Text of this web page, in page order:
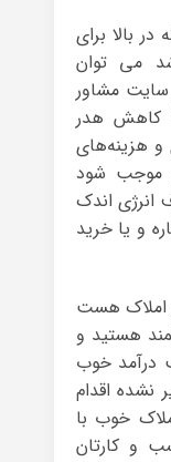
بالا برای
می توان
سایت مشاور
می‌تواند تأثیر زیادی در ۱- کاهش هدر
و هزینه‌های
موجب ‌شود
انرژی اندک
و یا خرید
املاک هست
هستید و
درآمد خوب
نشده اقدام
خوب با
و کارتان